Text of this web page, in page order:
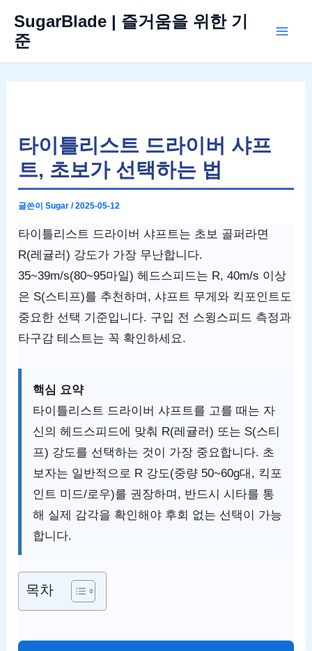
SugarBlade | 즐거움을 위한 기
준
타이틀리스트 드라이버 샤프
트, 초보가 선택하는 법
글쓴이Sugar/2025-05-12
타이틀리스트 드라이버 샤프트는 초보 골퍼라면
R(레귤러) 강도가 가장 무난합니다.
35~39m/s(80~95마일) 헤드스피드는 R, 40m/s 이상
은 S(스티프)를 추천하며, 샤프트 무게와 킥포인트도
중요한 선택 기준입니다. 구입 전 스윙스피드 측정과
타구감 테스트는 꼭 확인하세요.
핵심 요약
타이틀리스트 드라이버 샤프트를 고를 때는 자
신의 헤드스피드에 맞춰 R(레귤러) 또는 S(스티
프) 강도를 선택하는 것이 가장 중요합니다. 초
보자는 일반적으로 R 강도(중량 50~60g대, 킥포
인트 미드/로우)를 권장하며, 반드시 시타를 통
해 실제 감각을 확인해야 후회 없는 선택이 가능
합니다.
목차